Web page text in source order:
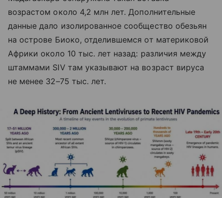
возрастом около 4,2 млн лет. Дополнительные
данные дало изолированное сообщество обезьян
на острове Биоко, отделившемся от материковой
Африки около 10 тыс. лет назад: различия между
штаммами SIV там указывают на возраст вируса
не менее 32–75 тыс. лет.